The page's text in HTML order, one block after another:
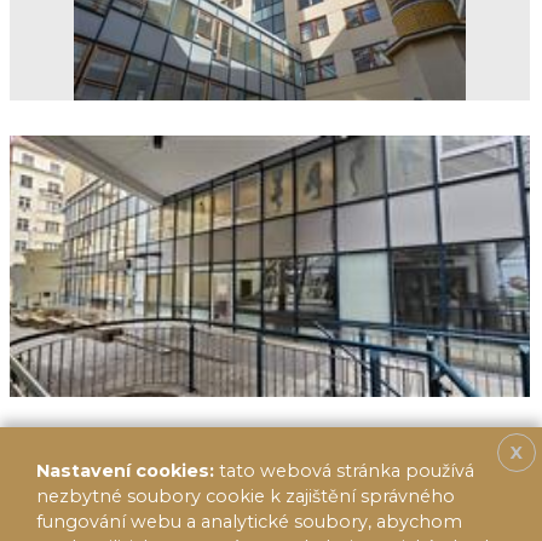
X
Nastavení cookies: tato webová stránka používá
nezbytné soubory cookie k zajištění správného
fungování webu a analytické soubory, abychom